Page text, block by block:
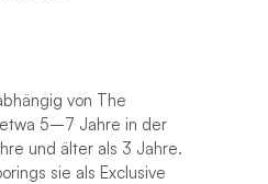
von The
etwa 5–7 Jahre in der
und älter als 3 Jahre.
sie als Exclusive